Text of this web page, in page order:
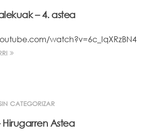
– 4. astea
watch?v=6c_IqXRzBN4
CATEGORIZAR
Astea